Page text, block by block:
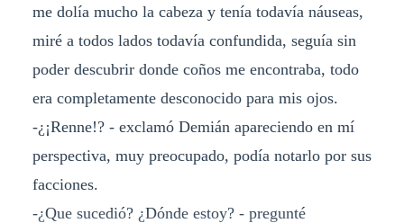
me dolía mucho la cabeza y tenía todavía náuseas,
miré a todos lados todavía confundida, seguía sin
poder descubrir donde coños me encontraba, todo
era completamente desconocido para mis ojos.
-¿¡Renne!? - exclamó Demián apareciendo en mí
perspectiva, muy preocupado, podía notarlo por sus
facciones.
-¿Que sucedió? ¿Dónde estoy? - pregunté